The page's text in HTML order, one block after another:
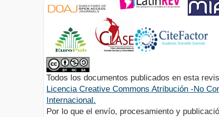
Todos los documentos publicados en esta
Licencia Creative Commons Atribución -No
Internacional.
Por lo que el envío, procesamiento y